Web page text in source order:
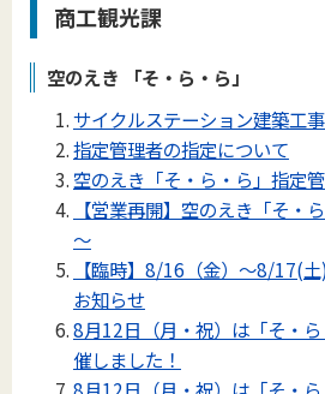
商工観光課
空のえき 「そ・ら・ら」
サイクルステーション建築工
指定管理者の指定について
空のえき「そ・ら・ら」指定
【営業再開】空のえき「そ
～
【臨時】8/16（金）～8/17(
お知らせ
8月12日（月・祝）は「そ・
催しました！